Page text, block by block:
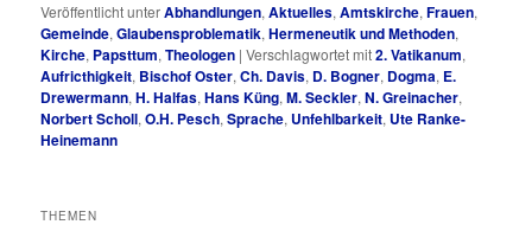
Veröffentlicht unterAbhandlungen,Aktuelles,Amtskirche,Frauen,
Gemeinde,Glaubensproblematik,Hermeneutik und Methoden,
Kirche, Papsttum,Theologen |Verschlagwortet mit2. Vatikanum,
Aufricthigkeit, Bischof Oster,Ch. Davis, D. Bogner, Dogma, E.
Drewermann,H. Halfas,Hans Küng,M. Seckler,N. Greinacher,
Norbert Scholl,O.H. Pesch,Sprache, Unfehlbarkeit, Ute Ranke-
Heinemann
THEMEN